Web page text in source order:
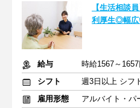
【生活相談
利厚生◎幅広
給与
時給1567～1657
シフト
週3日以上 シフ
雇用形態
アルバイト・パ